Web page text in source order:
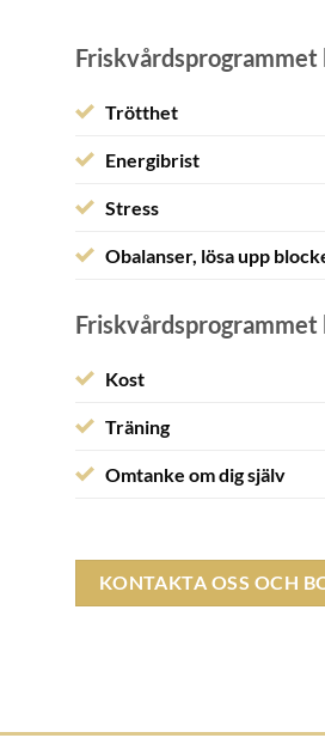
Friskvårdsprogrammet
Trötthet
Energibrist
Stress
Obalanser, lösa upp
Kost
Träning
Omtanke om dig själv
KONTAKTA OSS OCH